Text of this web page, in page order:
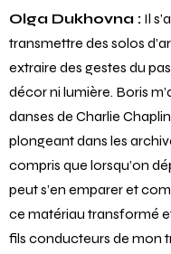
Olga Dukhovna : Il
transmettre des solos
extraire des gestes du
décor ni lumière. Boris
danses de Charlie
plongeant dans les
compris que lorsqu’on
peut s’en emparer et
ce matériau transformé
fils conducteurs de mon